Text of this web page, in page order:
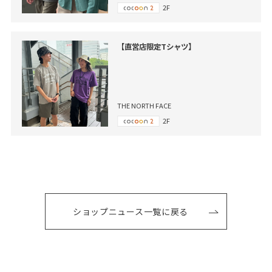
2F
【直営店限定Tシャツ】
THE NORTH FACE
2F
ショップニュース一覧に戻る